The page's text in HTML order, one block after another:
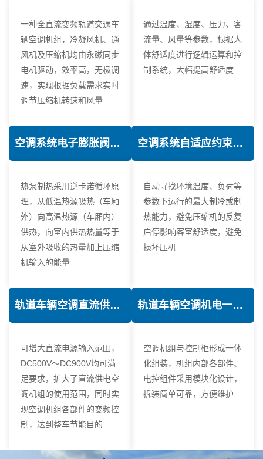
一种全直流变频轨道交通车
辆空调机组，冷凝风机、通
风机及压缩机均由永磁同步
电机驱动，效率高，无极调
速，实现根据负载需求实时
调节压缩机转速和风量
通过温度、湿度、压力、客
流量、风量等参数，根据人
体舒适度进行逻辑运算和控
制系统，大幅提高舒适度
空调系统电子膨胀阀热力学优化技术
热泵制热采用逆卡诺循环原
理，从低温热源吸热（车厢
外）向高温热源（车厢内）
供热，向室内供热热量等于
从室外吸收的热量加上压缩
机输入的能量
空调系统自适应约束控制技术
自动寻找环境温度、负荷等
参数下运行的最大制冷或制
热能力，避免压缩机的反复
启停影响客室舒适度，避免
损坏压机
轨道车辆空调直流供电技术
可增大直流电源输入范围，
DC500V～DC900V均可满
足要求，扩大了直流供电空
调机组的使用范围，同时实
现空调机组各部件的变频控
制，达到整车节能目的
轨道车辆空调机电一体化技术
空调机组与控制柜形成一体
化组装，机组内部各部件、
电控组件采用模块化设计，
拆装简单可靠，方便维护